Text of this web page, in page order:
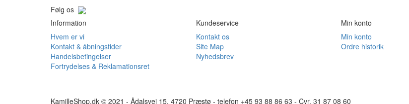
Følg os
Information
Hvem er vi
Kontakt & åbningstider
Handelsbetingelser
Fortrydelses & Reklamationsret
Kundeservice
Kontakt os
Site Map
Nyhedsbrev
Min konto
Min konto
Ordre historik
KamilleShop.dk © 2021 - Ådalsvej 15, 4720 Præstø - telefon +45 93 88 86 63 - Cvr. 31 87 08 60